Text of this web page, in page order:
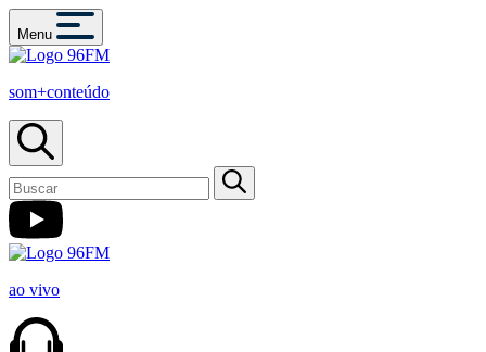
Menu
som+conteúdo
ao vivo